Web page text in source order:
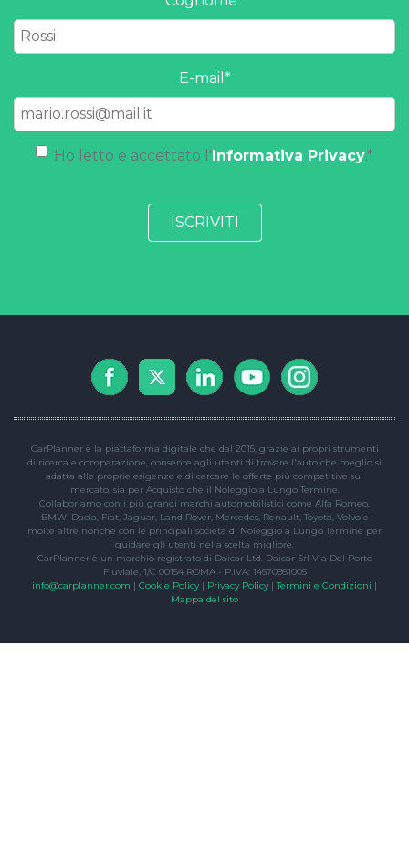
E-mail *
Ho letto e accettato l' Informativa Privacy.*
CarPlanner è la piattaforma digitale che dal 2015, grazie ai propri strumenti
di ricerca e comparazione, consente agli utenti di trovare l'auto che meglio si
adatta alle proprie esigenze e di cercare le offerte più competitive sul
mercato, sia per Acquisto che il Noleggio a Lungo Termine.
Collaboriamo con i più grandi marchi automobilistici come Alfa Romeo,
BMW, Dacia, Fiat, Jaguar, Land Rover, Mercedes, Renault, Toyota, Volvo e
molte altre nonché con le principali società di Noleggio a Lungo Termine per
guidare gli utenti nella scelta migliore.
CarPlanner è un marchio registrato di Daicar Ltd. Daicar Srl Via Del Porto
Fluviale, 1/C 00154 ROMA - P.IVA: 14570951005
info@carplanner.com | Cookie Policy| Privacy Policy|Termini e Condizioni |
Mappa del sito